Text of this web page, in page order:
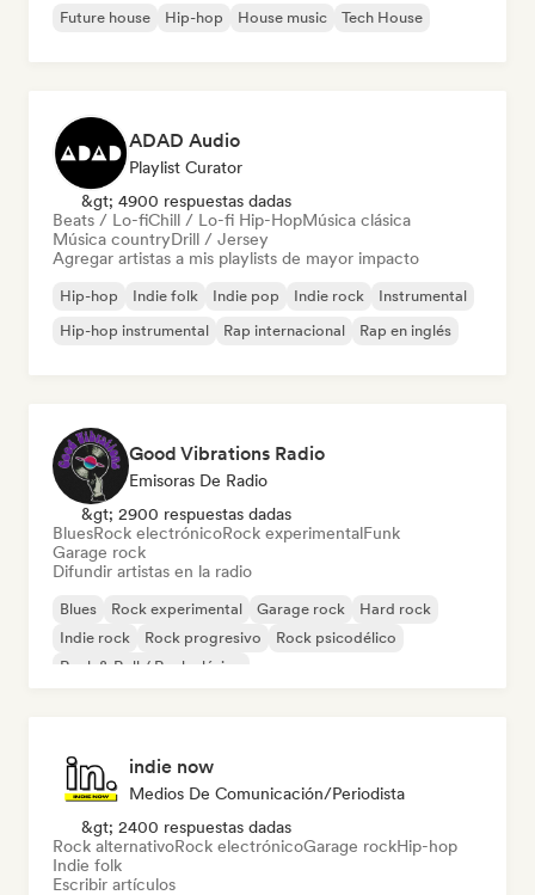
Future house Hip-hop House music Tech House
ADAD Audio
Playlist Curator
&gt; 4900 respuestas dadas
Beats / Lo-fiChill / Lo-fi Hip-HopMúsica clásica
Música countryDrill / Jersey
Agregar artistas a mis playlists de mayor impacto
Hip-hop Indie folk Indie pop Indie rock
Instrumental
Hip-hop instrumental
Rap internacional Rap en inglés
Good Vibrations Radio
Emisoras De Radio
&gt; 2900 respuestas dadas
BluesRock electrónicoRock experimentalFunk
Garage rock
Difundir artistas en la radio
Blues Rock experimental Garage rock
Hard rock
Indie rock
Rock progresivo
Rock psicodélico
Rock & Roll / Rock clásico
indie now
Medios De Comunicación/Periodista
&gt; 2400 respuestas dadas
Rock alternativoRock electrónicoGarage rockHip-hop
Indie folk
Escribir artículos